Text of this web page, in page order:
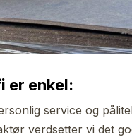
er enkel:
service og
verdsetter vi det